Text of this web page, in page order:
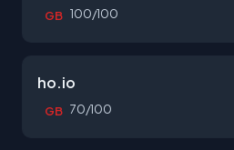
GB 100/100
ho.io
GB 70/100